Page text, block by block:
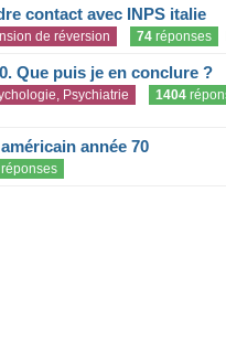
contact avec INPS italie
de réversion 74 réponses
Que puis je en conclure ?
Psychiatrie 1404
année 70
réponses